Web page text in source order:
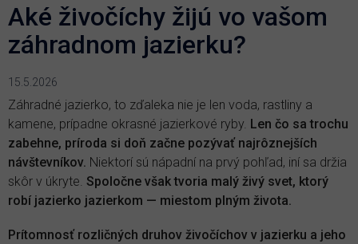
Aké živočíchy žijú vo vašom
záhradnom jazierku?
15.5.2026
Záhradné jazierko, to zďaleka nie je len voda, rastliny a
kamene, prípadne okrasné jazierkové ryby. Len čo sa trochu
zabehne, príroda si doň začne pozývať najrôznejších
návštevníkov. Niektorí sú nápadní na prvý pohľad, iní sa držia
skôr v úkryte. Spoločne však tvoria malý živý svet, ktorý
robí jazierko jazierkom — miestom plným života.
Prítomnosť rozličných druhov živočíchov v jazierku a jeho